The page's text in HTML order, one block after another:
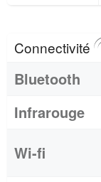
Connectivité
Bluetooth
Infrarouge
Wi-fi